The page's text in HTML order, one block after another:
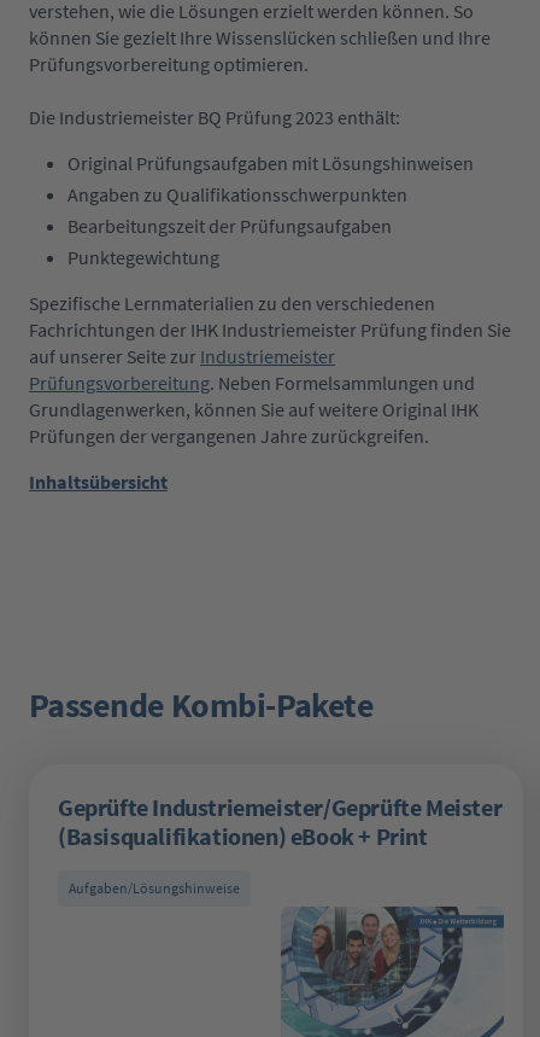
verstehen, wie die Lösungen erzielt werden können. So
können Sie gezielt Ihre Wissenslücken schließen und Ihre
Prüfungsvorbereitung optimieren.
Die Industriemeister BQ Prüfung 2023 enthält:
Original Prüfungsaufgaben mit Lösungshinweisen
Angaben zu Qualifikationsschwerpunkten
Bearbeitungszeit der Prüfungsaufgaben
Punktegewichtung
Spezifische Lernmaterialien zu den verschiedenen
Fachrichtungen der IHK Industriemeister Prüfung finden Sie
auf unserer Seite zur Industriemeister
Prüfungsvorbereitung. Neben Formelsammlungen und
Grundlagenwerken, können Sie auf weitere Original IHK
Prüfungen der vergangenen Jahre zurückgreifen.
Inhaltsübersicht
Produktgalerie überspringen
Passende Kombi-Pakete
Geprüfte Industriemeister/Geprüfte Meister
(Basisqualifikationen) eBook + Print
Aufgaben/Lösungshinweise